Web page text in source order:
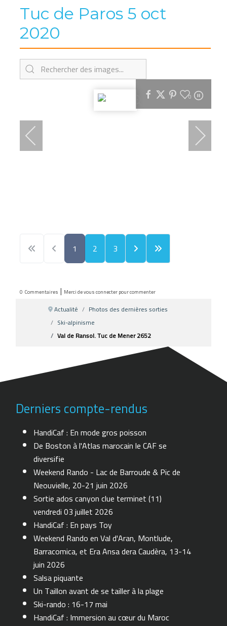
Tuc de Paros 5 oct
2020
0
1 2 3
0 Commentaires | Merci de vous connecter pour commenter
Actualité
Photos des dernières sorties
Ski-alpinisme
Val de Ransol. Tuc de Mener 2652
Derniers compte-rendus
HandiCaf : En mode gros poisson
De Boston à l'Atlas marocain le CAF se
diversifie
Weekend Rando - Lac de Barroude & Pic de
Neouvielle, 20-21 juin 2026
Sortie ados canyon clue terminet (11)
vendredi 03 juillet 2026
HandiCaf : En pays Toy
Weekend Rando en Val d'Aran, Montlude,
Barracomica, et Era Ansa dera Caudèra, 13-14
juin 2026
Salsa piquante
Un Taillon avant de se tailler à la plage
Ski-rando : 16-17 mai
HandiCaf : Immersion au cœur du Maroc